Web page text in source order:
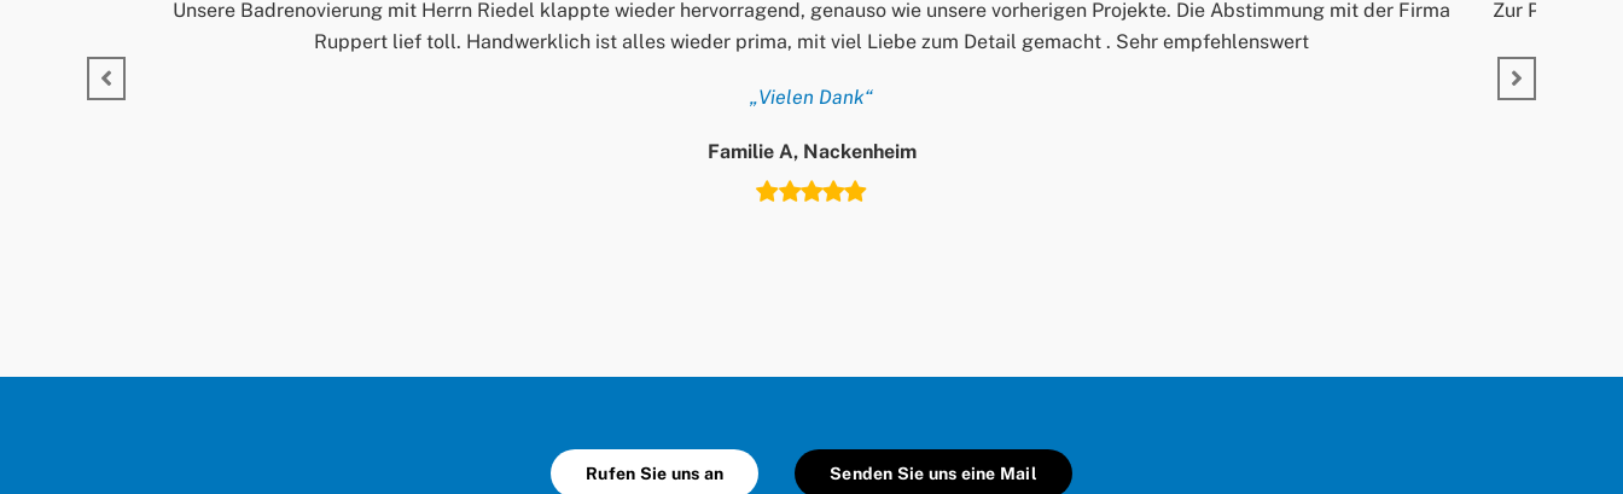
Unsere Badrenovierung mit Herrn Riedel klappte wieder hervorragend, genauso wie unsere vorherigen Projekte. Die Abstimmung mit der Firma
Ruppert lief toll. Handwerklich ist alles wieder prima, mit viel Liebe zum Detail gemacht . Sehr empfehlenswert
„Vielen Dank“
Familie A, Nackenheim
Zur Person:
Rufen Sie uns an Senden Sie uns eine Mail